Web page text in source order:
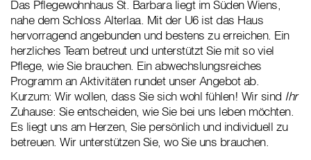
Das Pflegewohnhaus St. Barbara liegt im Süden Wiens,
nahe dem Schloss Alterlaa. Mit der U6 ist das Haus
hervorragend angebunden und bestens zu erreichen. Ein
herzliches Team betreut und unterstützt Sie mit so viel
Pflege, wie Sie brauchen. Ein abwechslungsreiches
Programm an Aktivitäten rundet unser Angebot ab.
Kurzum: Wir wollen, dass Sie sich wohl fühlen! Wir sind Ihr
Zuhause: Sie entscheiden, wie Sie bei uns leben möchten.
Es liegt uns am Herzen, Sie persönlich und individuell zu
betreuen. Wir unterstützen Sie, wo Sie uns brauchen.